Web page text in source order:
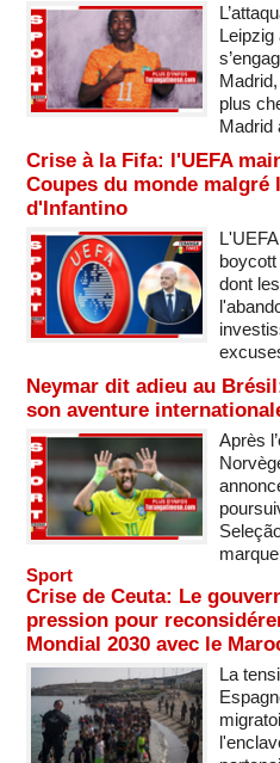
Leipzig
plus
Madrid
Crise à la Fifa: l'UEFA
Coupes du monde malgré
d'Infantino
dont
Neymar dit adieu au
son aventure
Après
Sport
Crise de Ceuta: Le
pression pour
Mondial 2030 avec le
La